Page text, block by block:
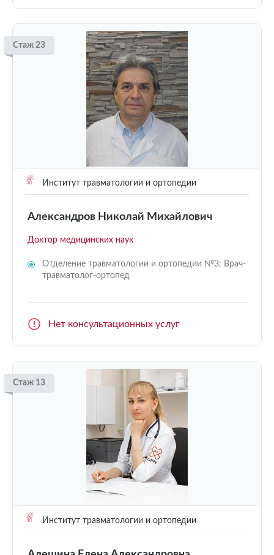
Стаж 23
Институт травматологии и ортопедии
Александров Николай Михайлович
Доктор медицинских наук
Отделение травматологии и ортопедии №3: Врач-
травматолог-ортопед
Нет консультационных услуг
Стаж 13
Институт травматологии и ортопедии